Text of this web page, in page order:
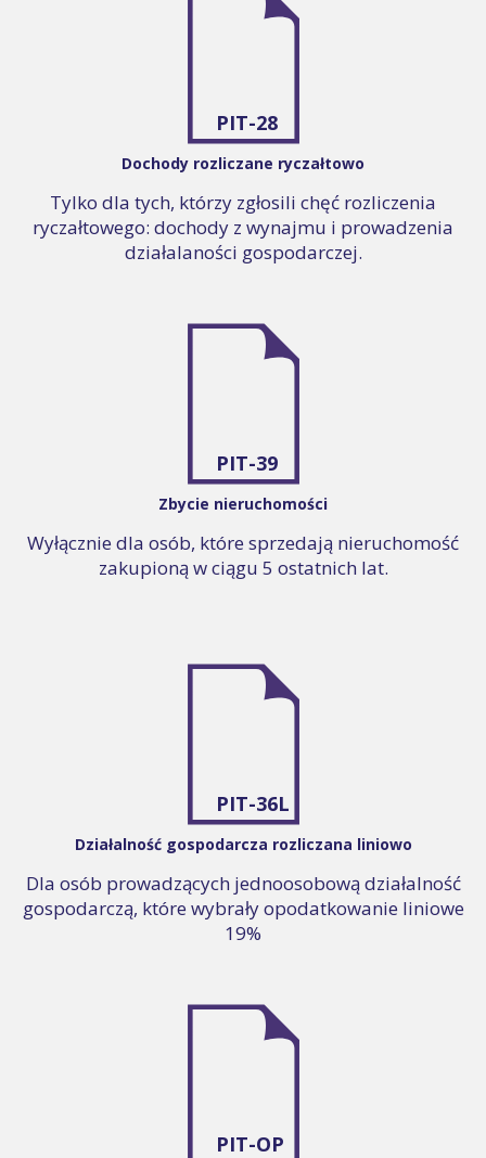
PIT-28
Dochody rozliczane ryczałtowo
Tylko dla tych, którzy zgłosili chęć rozliczenia
ryczałtowego: dochody z wynajmu i prowadzenia
działalaności gospodarczej.
PIT-39
Zbycie nieruchomości
Wyłącznie dla osób, które sprzedają nieruchomość
zakupioną w ciągu 5 ostatnich lat.
PIT-36L
Działalność gospodarcza rozliczana liniowo
Dla osób prowadzących jednoosobową działalność
gospodarczą, które wybrały opodatkowanie liniowe
19%
PIT-OP